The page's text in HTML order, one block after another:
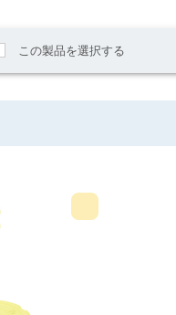
この製品を選択する